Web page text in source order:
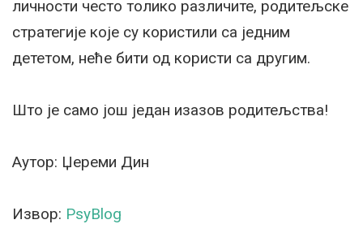
личности често толико различите, родитељске
стратегије које су користили са једним
дететом, неће бити од користи са другим.
Што је само још један изазов родитељства!
Аутор: Џереми Дин
Извор: PsyBlog